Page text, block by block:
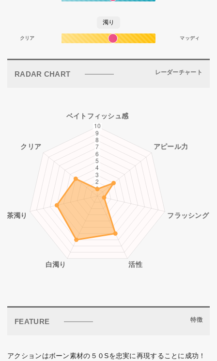
濁り
クリア マッディ
RADAR CHART レーダーチャート
FEATURE 特徴
アクションはボーン素材の５０Sを忠実に再現することに成功！